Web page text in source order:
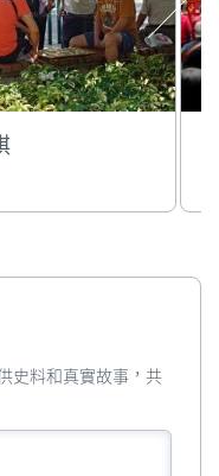
史料和真實故事，共